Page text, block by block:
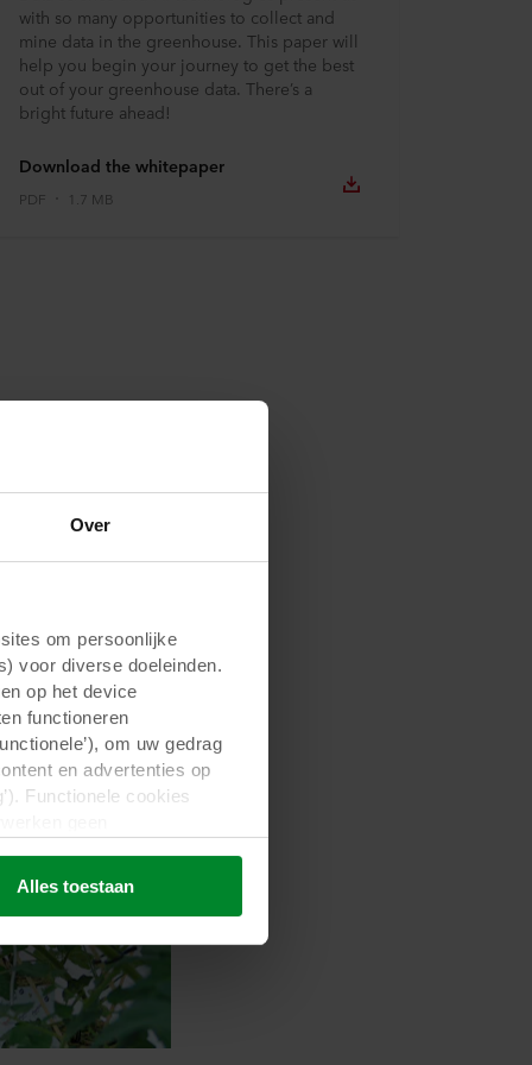
Over
om persoonlijke
voor diverse doeleinden.
op het device
functioneren
om uw gedrag
en advertenties op
Functionele cookies
, advertentie- en
zijn in onveilige
gegevensoverdracht
in de EU/EER.
Alles toestaan
with so many opportunities to collect and
mine data in the greenhouse. This paper will
help you begin your journey to get the best
out of your greenhouse data. There’s a
bright future ahead!
Download the whitepaper
PDF 1.7 MB